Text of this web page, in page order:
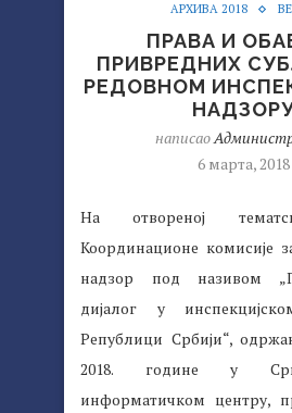
АРХИВА 2018
ПРАВА И
ПРИВРЕДНИХ
РЕДОВНОМ
написао
6 марта, 2018
На отвореној
Координационе комисије
надзор под називом
дијалог у
Републици Србији“,
2018. године у
информатичком центру,